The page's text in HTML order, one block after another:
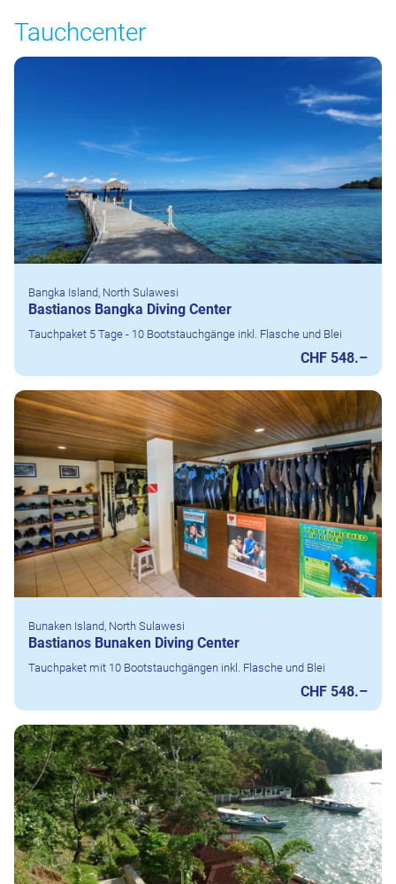
Tauchcenter
Bangka Island, North Sulawesi
Bastianos Bangka Diving Center
Tauchpaket 5 Tage - 10 Bootstauchgänge inkl. Flasche und Blei
CHF 548.–
Bunaken Island, North Sulawesi
Bastianos Bunaken Diving Center
Tauchpaket mit 10 Bootstauchgängen inkl. Flasche und Blei
CHF 548.–